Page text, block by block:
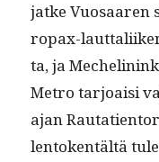
jatke Vuosaaren
ropax-
ta, ja
Metro tar­joaisi
ajan
lento­ken­tältä